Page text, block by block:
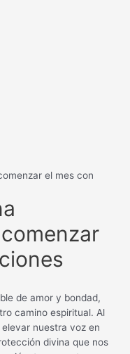
el mes con
de amor y bondad,
camino espiritual. Al
nuestra voz en
divina que nos